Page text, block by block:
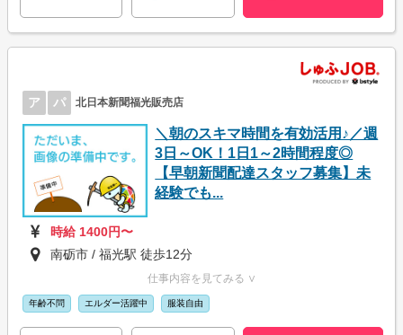
ア パ 北日本新聞福光販売店
＼朝のスキマ時間を有効活用♪／週
3日～OK！1日1～2時間程度◎
【早朝新聞配達スタッフ募集】未
経験でも...
時給 1400円〜
南砺市 / 福光駅 徒歩12分
仕事内容を見てみる ∨
年齢不問 エルダー活躍中 服装自由